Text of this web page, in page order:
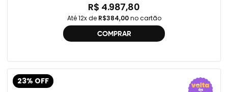
R$ 4.987,80
Até 12x de R$384,00no cartão
COMPRAR
23% OFF